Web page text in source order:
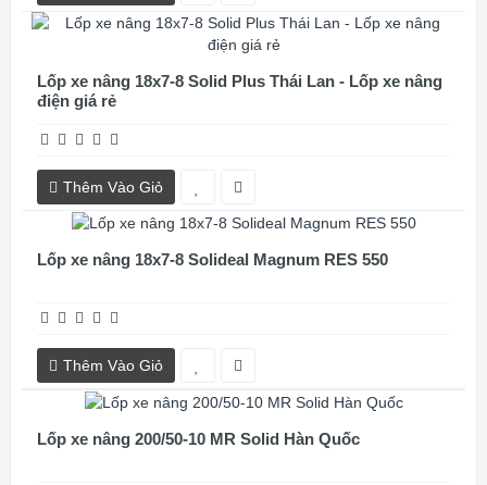
Lốp xe nâng 18x7-8 Solid Plus Thái Lan - Lốp xe nâng
điện giá rẻ
Thêm Vào Giỏ
Lốp xe nâng 18x7-8 Solideal Magnum RES 550
Thêm Vào Giỏ
Lốp xe nâng 200/50-10 MR Solid Hàn Quốc